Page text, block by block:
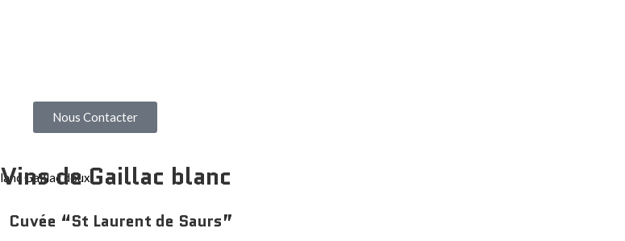
Nous Contacter
Vins de Gaillac blanc
Cuvée “St Laurent de Saurs”